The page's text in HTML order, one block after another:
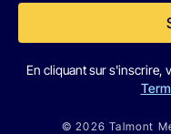
En cliquant sur s'inscrire,
© 2026 Talmont